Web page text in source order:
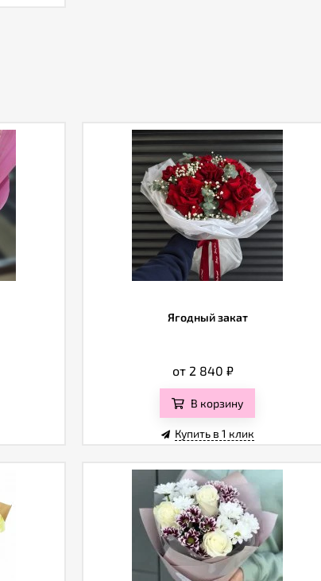
Ягодный закат
от 2 840 ₽
В корзину
Купить в 1 клик